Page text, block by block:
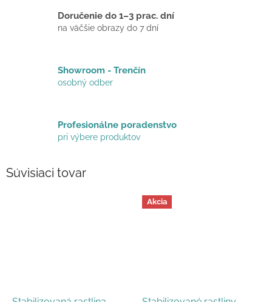
Doručenie do 1–3 prac. dní
na väčšie obrazy do 7 dní
Showroom - Trenčín
osobný odber
Profesionálne poradenstvo
pri výbere produktov
Súvisiaci tovar
Akcia